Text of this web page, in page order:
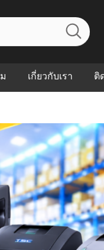
เกี่ยวกับเรา
FAQs
Our Customer
ติ